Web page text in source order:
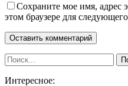
Сохраните мое имя, адрес
этом браузере для
Интересное: